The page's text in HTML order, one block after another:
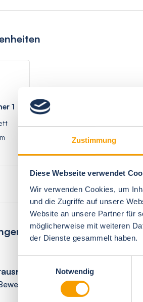
Zustimmung
Diese Webseite verwendet
Wir verwenden Cookies, um
und die Zugriffe auf unsere
Website an unsere Partner für
möglicherweise mit weiteren
der Dienste gesammelt haben.
Notwendig
1
Gesamteindruck